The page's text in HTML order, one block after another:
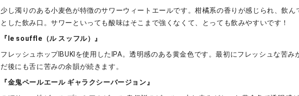
少し濁りのある小麦色が特徴のサワーウィートエールです。柑橘系の香りが感じられ、飲ん
とした飲み口。サワーといっても酸味はそこまで強くなくて、とっても飲みやすいです！
『le souffle（ル スッフル）』
フレッシュホップIBUKIを使用したIPA。透明感のある黄金色です。最初にフレッシュな苦み
だ後にも舌に苦みの余韻が続きます。
『金鬼ペールエール ギャラクシーバージョン』